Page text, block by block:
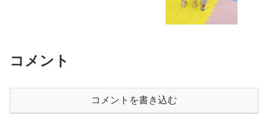
コメント
コメントを書き込む